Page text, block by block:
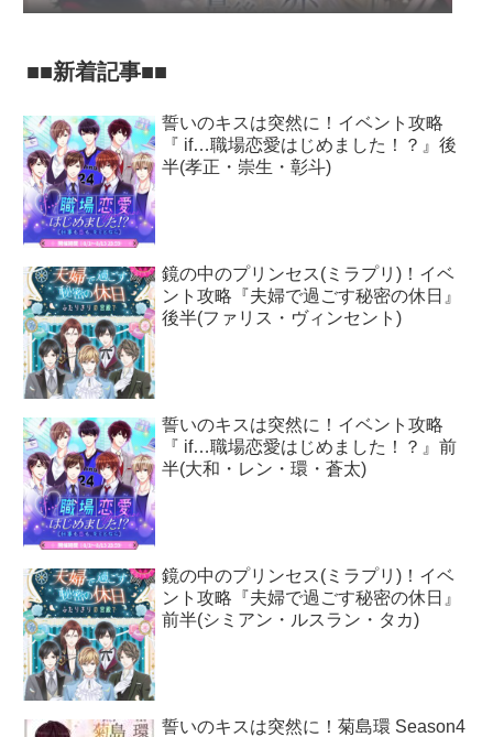
■■新着記事■■
誓いのキスは突然に！イベント攻略
『 if…職場恋愛はじめました！？』後
半(孝正・崇生・彰斗)
鏡の中のプリンセス(ミラプリ)！イベ
ント攻略『夫婦で過ごす秘密の休日』
後半(ファリス・ヴィンセント)
誓いのキスは突然に！イベント攻略
『 if…職場恋愛はじめました！？』前
半(大和・レン・環・蒼太)
鏡の中のプリンセス(ミラプリ)！イベ
ント攻略『夫婦で過ごす秘密の休日』
前半(シミアン・ルスラン・タカ)
誓いのキスは突然に！菊島環 Season4